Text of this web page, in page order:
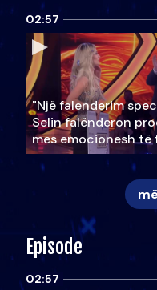
02:57
"Një falenderim
Selin falënderon
mes emocionesh të
Episode
02:57